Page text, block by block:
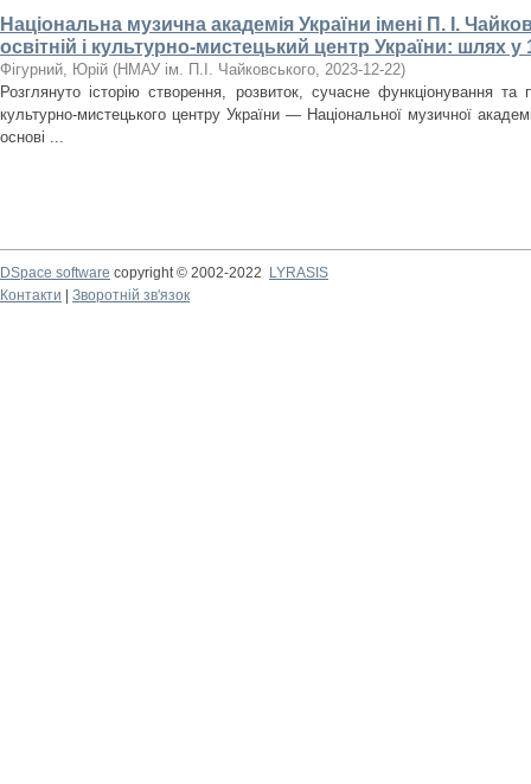
Національна музична академія України імені П. І.
освітній і культурно-мистецький центр України: шлях у
Фігурний, Юрій (НМАУ ім. П.І. Чайковського, 2023-12-22)
Розглянуто історію створення, розвиток, сучасне функціонування та
культурно-мистецького центру України — Національної музичної
основі ...
DSpace software copyright © 2002-2022
LYRASIS
Контакти
Зворотній зв'язок